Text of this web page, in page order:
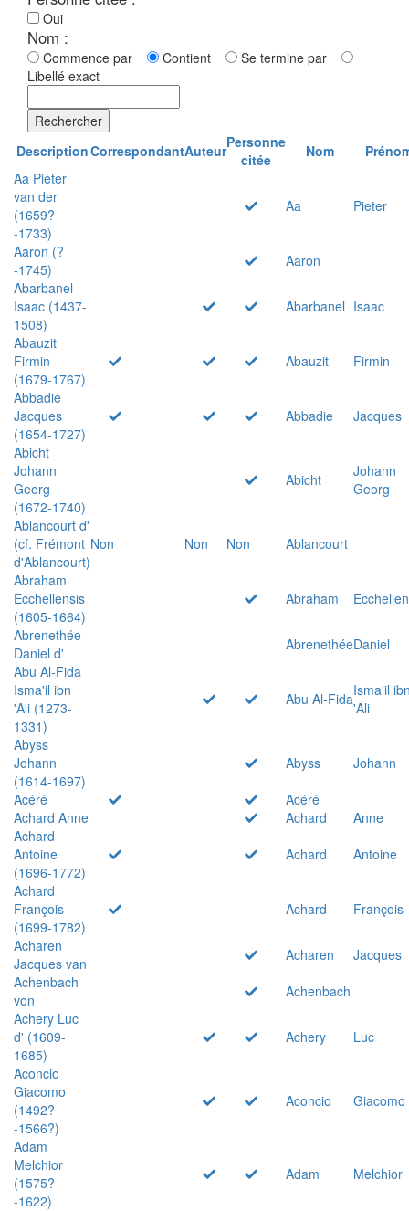
Oui
Nom :
Commence par Contient
Se termine par
Libellé exact
Rechercher
DescriptionCorrespondantAuteurPersonne
citée
Nom
Aa Pieter
van der
(1659?
-1733)
Aa Pieter
Aaron (?
-1745)
Aaron
Abarbanel
Isaac (1437-
1508)
Abarbanel Isaac
Abauzit
Firmin
(1679-1767)
Abauzit
Firmin
Abbadie
Jacques
(1654-1727)
Abbadie
Jacques
Abicht
Johann
Georg
(1672-1740)
Abicht
Johann
Georg
Ablancourt d'
(cf. Frémont
d'Ablancourt)
Non Non Non
Ablancourt
Abraham
Ecchellensis
(1605-1664)
Abraham
Abrenethée
Daniel d'
AbrenethéeDaniel
Abu Al-Fida
Isma'il ibn
'Ali (1273-
1331)
Abu Al-FidaIsma'il
'Ali
Abyss
Johann
(1614-1697)
Abyss
Johann
Acéré
Acéré
Achard Anne
Achard
Anne
Achard
Antoine
(1696-1772)
Achard
Antoine
Achard
François
(1699-1782)
Achard
François
Acharen
Jacques van
Acharen
Jacques
Achenbach
von
Achenbach
Achery Luc
d' (1609-
1685)
Achery
Luc
Aconcio
Giacomo
(1492?
-1566?)
Aconcio Giacomo
Adam
Melchior
(1575?
-1622)
Adam Melchior